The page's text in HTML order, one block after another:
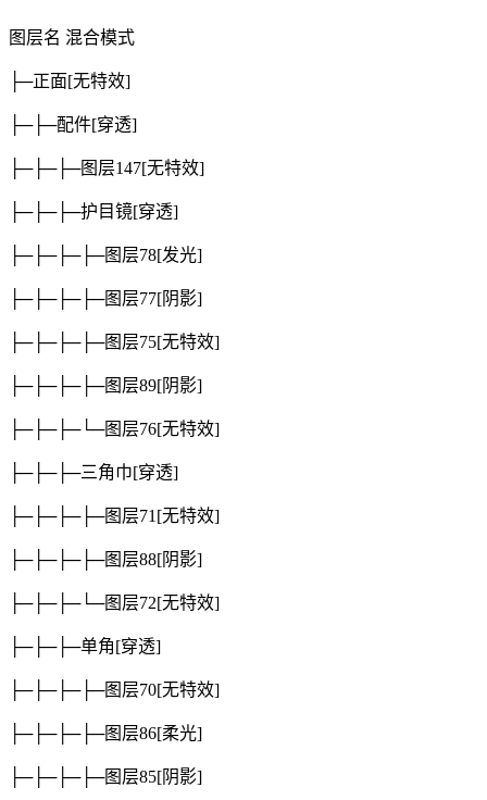
图层名 混合模式
├─正面[无特效]
├─├─配件[穿透]
├─├─├─图层147[无特效]
├─├─├─护目镜[穿透]
├─├─├─├─图层78[发光]
├─├─├─├─图层77[阴影]
├─├─├─├─图层75[无特效]
├─├─├─├─图层89[阴影]
├─├─├─└─图层76[无特效]
├─├─├─三角巾[穿透]
├─├─├─├─图层71[无特效]
├─├─├─├─图层88[阴影]
├─├─├─└─图层72[无特效]
├─├─├─单角[穿透]
├─├─├─├─图层70[无特效]
├─├─├─├─图层86[柔光]
├─├─├─├─图层85[阴影]